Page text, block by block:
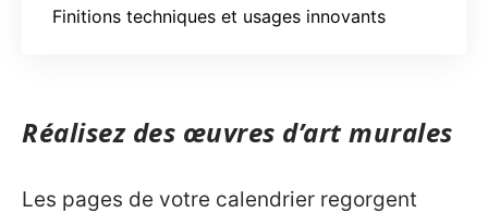
Finitions techniques et usages innovants
Réalisez des œuvres d’art murales
Les pages de votre calendrier regorgent